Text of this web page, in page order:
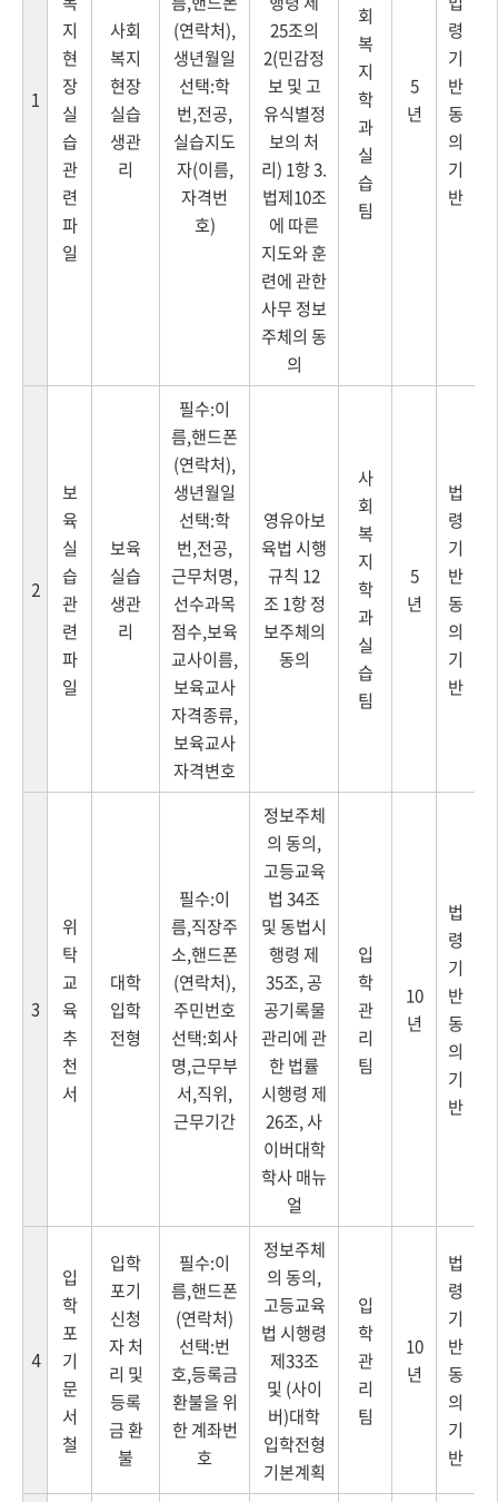
1
지
현
장
실
습
관
련
파
일
사회
복지
현장
실습
생관
리
(연락처),
생년월일
선택:학
번,전공,
실습지도
자(이름,
자격번
호)
25조의
2(민감정
보 및 고
유식별정
보의 처
리) 1항 3.
법제10조
에 따른
지도와 훈
련에 관한
사무 정보
주체의 동
의
회
복
지
학
과
실
습
팀
5
년
령
기
반
동
의
기
반
2
보
육
실
습
관
련
파
일
보육
실습
생관
리
필수:이
름,핸드폰
(연락처),
생년월일
선택:학
번,전공,
근무처명,
선수과목
점수,보육
교사이름,
보육교사
자격종류,
보육교사
자격변호
영유아보
육법 시행
규칙 12
조 1항 정
보주체의
동의
사
회
복
지
학
과
실
습
팀
5
년
법
령
기
반
동
의
기
반
3
위
탁
교
육
추
천
서
대학
입학
전형
필수:이
름,직장주
소,핸드폰
(연락처),
주민번호
선택:회사
명,근무부
서,직위,
근무기간
정보주체
의 동의,
고등교육
법 34조
및 동법시
행령 제
35조, 공
공기록물
관리에 관
한 법률
시행령 제
26조, 사
이버대학
학사 매뉴
얼
입
학
관
리
팀
10
년
법
령
기
반
동
의
기
반
4
입
학
포
기
문
서
철
입학
포기
신청
자 처
리 및
등록
금 환
불
필수:이
름,핸드폰
(연락처)
선택:번
호,등록금
환불을 위
한 계좌번
호
정보주체
의 동의,
고등교육
법 시행령
제33조
및 (사이
버)대학
입학전형
기본계획
입
학
관
리
팀
10
년
법
령
기
반
동
의
기
반